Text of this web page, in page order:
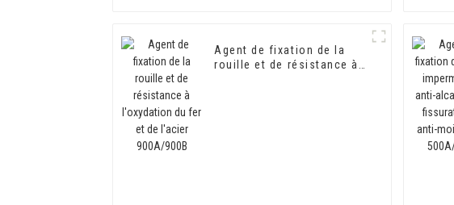
Agent de fixation de la
rouille et de résistance à